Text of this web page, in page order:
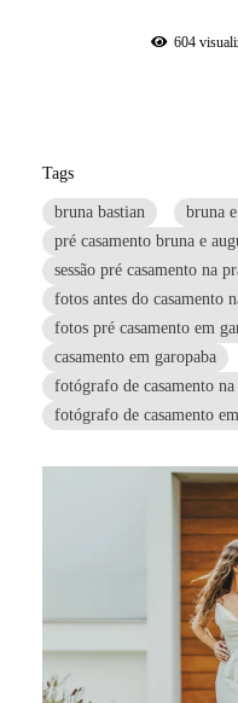
604
Tags
bruna bastian
bruna
pré casamento bruna e
sessão pré casamento na
fotos antes do casamento
fotos pré casamento em
casamento em garopaba
fotógrafo de casamento
fotógrafo de casamento